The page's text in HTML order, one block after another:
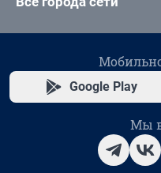
Google Play
Мы в